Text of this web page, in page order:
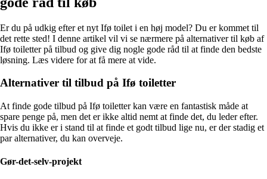
Er du på udkig efter et nyt Ifø toilet i en høj model? Du er kommet til
det rette sted! I denne artikel vil vi se nærmere på alternativer til køb af
Ifø toiletter på tilbud og give dig nogle gode råd til at finde den bedste
løsning. Læs videre for at få mere at vide.
Alternativer til tilbud på Ifø toiletter
At finde gode tilbud på Ifø toiletter kan være en fantastisk måde at
spare penge på, men det er ikke altid nemt at finde det, du leder efter.
Hvis du ikke er i stand til at finde et godt tilbud lige nu, er der stadig et
par alternativer, du kan overveje.
Gør-det-selv-projekt